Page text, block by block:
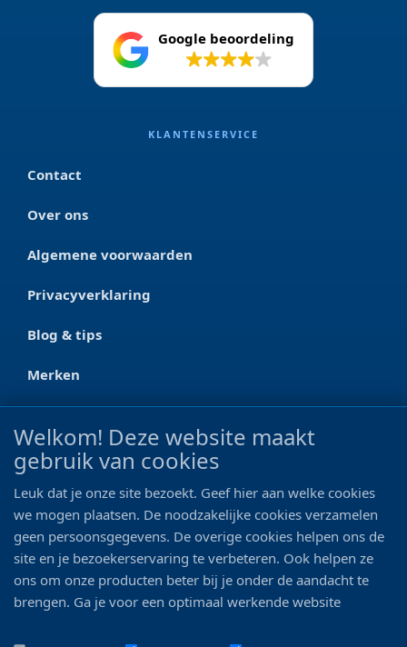
Google beoordeling
KLANTENSERVICE
Contact
Over ons
Algemene voorwaarden
Privacyverklaring
Blog & tips
Merken
CONTACT
Ootmarsumseweg 125a
0546 - 622 990
06 - 11 19 81 42
info@bo-vis.nl
Welkom! Deze website maakt
gebruik van cookies
Leuk dat je onze site bezoekt. Geef hier aan welke cookies
we mogen plaatsen. De noodzakelijke cookies verzamelen
geen persoonsgegevens. De overige cookies helpen ons de
site en je bezoekerservaring te verbeteren. Ook helpen ze
ons om onze producten beter bij je onder de aandacht te
brengen. Ga je voor een optimaal werkende website